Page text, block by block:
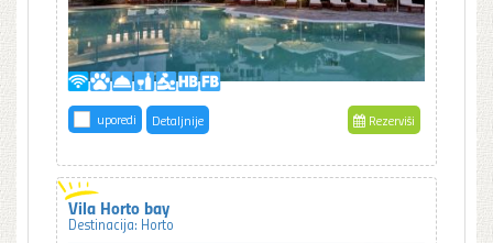
uporedi Detaljnije Rezerviši
Vila Horto bay
Destinacija: Horto